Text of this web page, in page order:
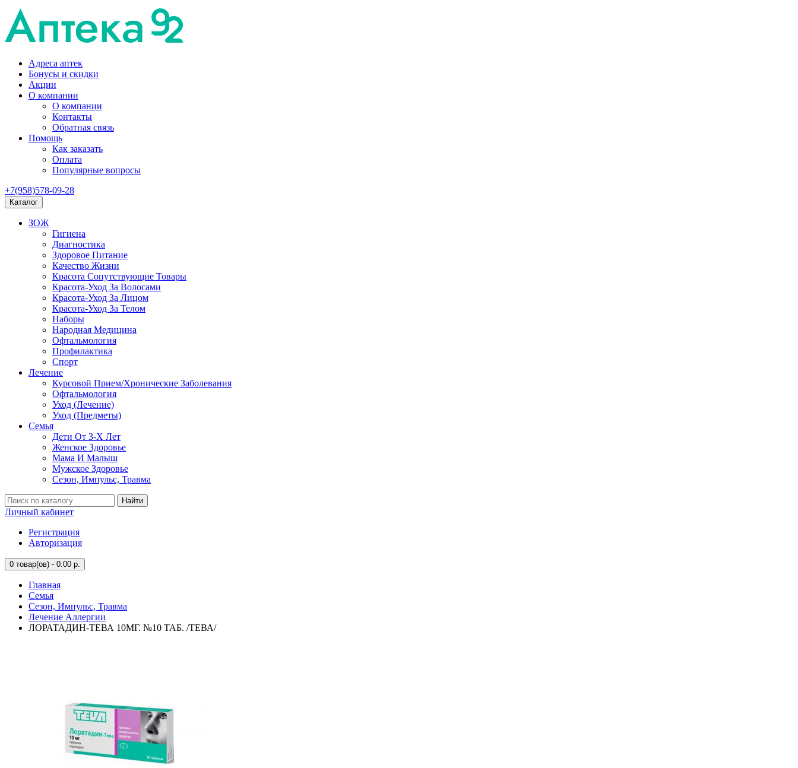
Адреса аптек
Бонусы и скидки
Акции
О компании
О компании
Контакты
Обратная связь
Помощь
Как заказать
Оплата
Популярные вопросы
+7(958)578-09-28
Каталог
ЗОЖ
Гигиена
Диагностика
Здоровое Питание
Качество Жизни
Красота Сопутствующие Товары
Красота-Уход За Волосами
Красота-Уход За Лицом
Красота-Уход За Телом
Наборы
Народная Медицина
Офтальмология
Профилактика
Спорт
Лечение
Курсовой Прием/Хронические Заболевания
Офтальмология
Уход (Лечение)
Уход (Предметы)
Семья
Дети От 3-Х Лет
Женское Здоровье
Мама И Малыш
Мужское Здоровье
Сезон, Импульс, Травма
Найти
Личный кабинет
Регистрация
Авторизация
0 товар(ов) - 0.00 р.
Главная
Семья
Сезон, Импульс, Травма
Лечение Аллергии
ЛОРАТАДИН-ТЕВА 10МГ. №10 ТАБ. /ТЕВА/